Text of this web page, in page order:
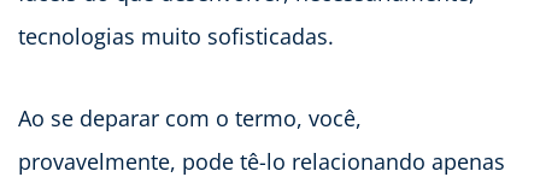
tecnologias muito sofisticadas.
Ao se deparar com o termo, você,
provavelmente, pode tê-lo relacionando apenas